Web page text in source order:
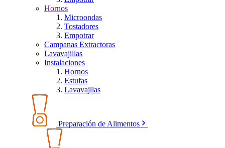
Hornos
Microondas
Tostadores
Empotrar
Campanas Extractoras
Lavavajillas
Instalaciones
Hornos
Estufas
Lavavajllas
Preparación de Alimentos